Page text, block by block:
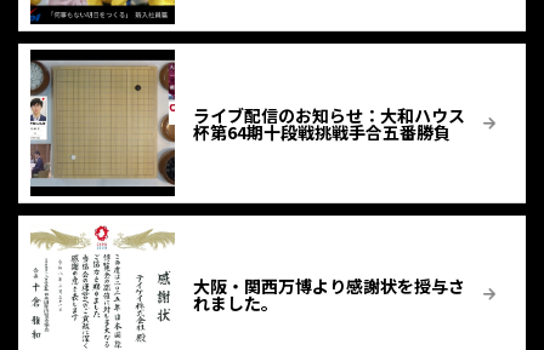
ライブ配信のお知らせ：大和ハウス
杯第64期十段戦挑戦手合五番勝負
大阪・関西万博より感謝状を授与さ
れました。